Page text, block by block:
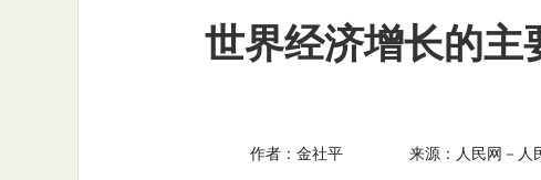
世界经济增长的主
作者：金社平 来源：人民网－人